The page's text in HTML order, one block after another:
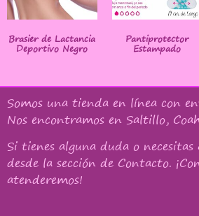
Brasier de Lactancia
Deportivo Negro
Pantiprotector
Estampado
Somos una tienda en línea con
Nos encontramos en Saltillo,
Si tienes alguna duda o necesitas
desde la sección de Contacto.
atenderemos!